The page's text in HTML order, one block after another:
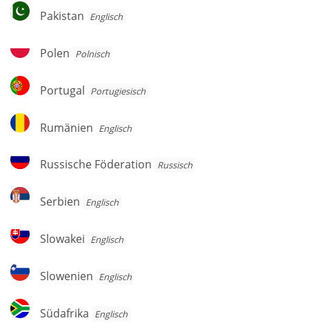
Pakistan
Pakistan Englisch
Polen
Polen Polnisch
Portugal
Portugal Por­tu­gie­sisch
Rumänien
Rumänien Englisch
Russische
Föderation
Russische Föderation Russisch
Serbien
Serbien Englisch
Slowakei
Slowakei Englisch
Slowenien
Slowenien Englisch
Südafrika
Südafrika Englisch